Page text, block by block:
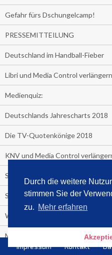
Durch die weitere
stimmen Sie der
zu. Mehr erfahren
Gefahr fürs Dschungelcamp!
PRESSEMITTEILUNG
Deutschland im Handball-Fieber
Libri und Media Control
Medienquiz:
Deutschlands Jahrescharts 2018
Die TV-Quotenkönige 2018
KNV und Media Control
STRENG VERTRAULICH
Streaming verändert TV?
Welcher TV-Sender hat seine
Michelle for President!
Impressum Kontakt